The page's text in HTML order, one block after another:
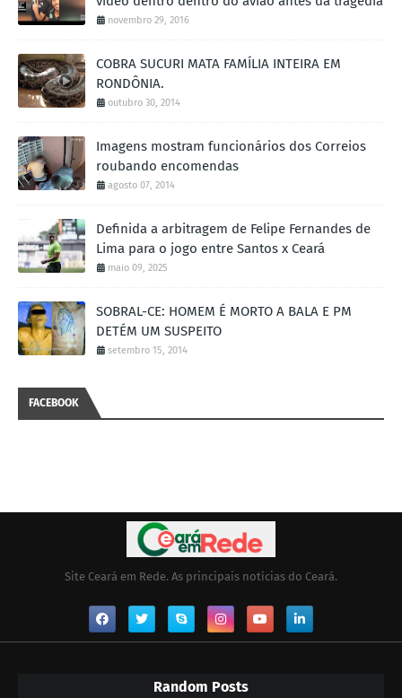
novembro 29, 2016
COBRA SUCURI MATA FAMÍLIA INTEIRA EM
RONDÔNIA.
outubro 30, 2014
Imagens mostram funcionários dos Correios
roubando encomendas
agosto 07, 2014
Definida a arbitragem de Felipe Fernandes de
Lima para o jogo entre Santos x Ceará
maio 09, 2025
SOBRAL-CE: HOMEM É MORTO A BALA E PM
DETÉM UM SUSPEITO
setembro 15, 2014
FACEBOOK
Site Ceará em Rede. As principais notícias do Ceará.
Random Posts